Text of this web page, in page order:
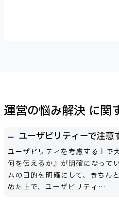
運営の悩み解決 に関
ユーザビリティーで注
ユーザビリティを考慮する上で
何を伝えるか』が明確になって
ムの目的を明確にして、きちん
めた上で、ユーザビリティ…